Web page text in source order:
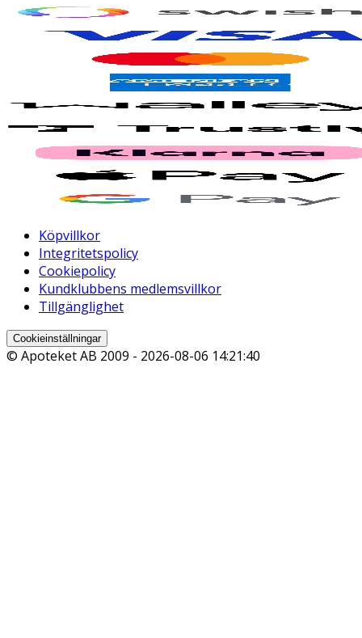
Köpvillkor
Integritetspolicy
Cookiepolicy
Kundklubbens medlemsvillkor
Tillgänglighet
Cookieinställningar
© Apoteket AB 2009 - 2026-08-06 14:21:40